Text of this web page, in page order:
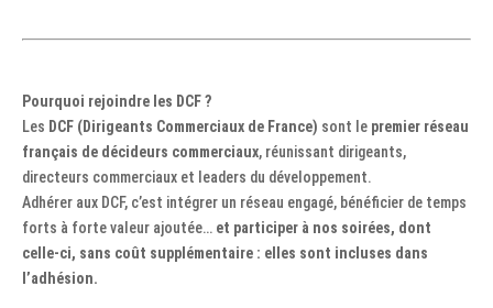
Pourquoi rejoindre les DCF ?
Les DCF (Dirigeants Commerciaux de France) sont le premier réseau
français de décideurs commerciaux, réunissant dirigeants,
directeurs commerciaux et leaders du développement.
Adhérer aux DCF, c’est intégrer un réseau engagé, bénéficier de temps
forts à forte valeur ajoutée… et participer à nos soirées, dont
celle-ci, sans coût supplémentaire : elles sont incluses dans
l’adhésion.